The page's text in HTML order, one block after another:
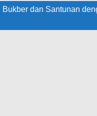
Bukber dan Santunan